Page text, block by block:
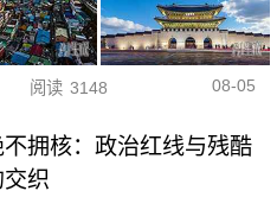
阅读 3148 08-05
拥核：政治红线与残酷
织